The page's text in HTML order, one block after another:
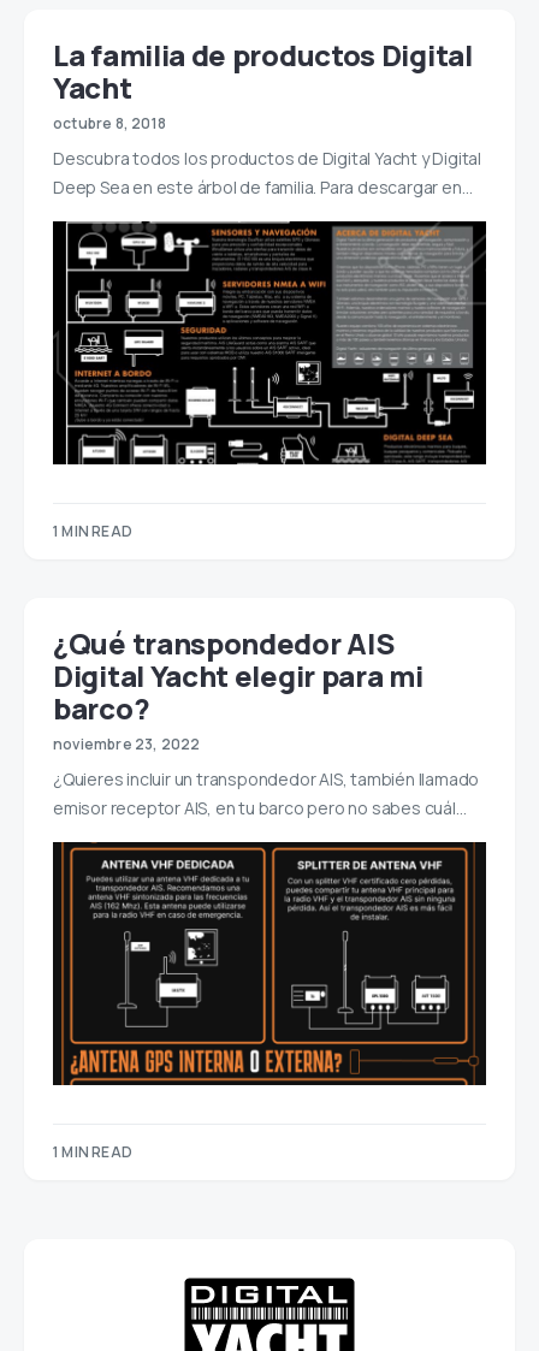
La familia de productos Digital
Yacht
octubre 8, 2018
Descubra todos los productos de Digital Yacht y Digital
Deep Sea en este árbol de familia. Para descargar en…
1 MIN READ
¿Qué transpondedor AIS
Digital Yacht elegir para mi
barco?
noviembre 23, 2022
¿Quieres incluir un transpondedor AIS, también llamado
emisor receptor AIS, en tu barco pero no sabes cuál…
1 MIN READ